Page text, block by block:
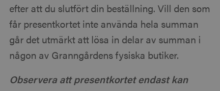
efter att du slutfört din beställning. Vill den som
får presentkortet inte använda hela summan
går det utmärkt att lösa in delar av summan i
någon av Granngårdens fysiska butiker.
Observera att presentkortet endast kan